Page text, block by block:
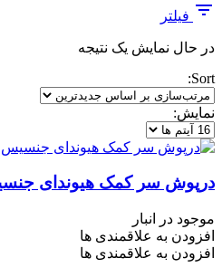
فیلتر
در حال نمایش یک نتیجه
Sort:
نمایش:
درپوش سر کمک هیوندای
موجود در انبار
افزودن به علاقمندی ها
افزودن به علاقمندی ها